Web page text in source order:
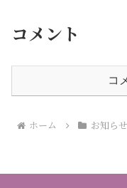
コメント
コ
ホーム お知らせ